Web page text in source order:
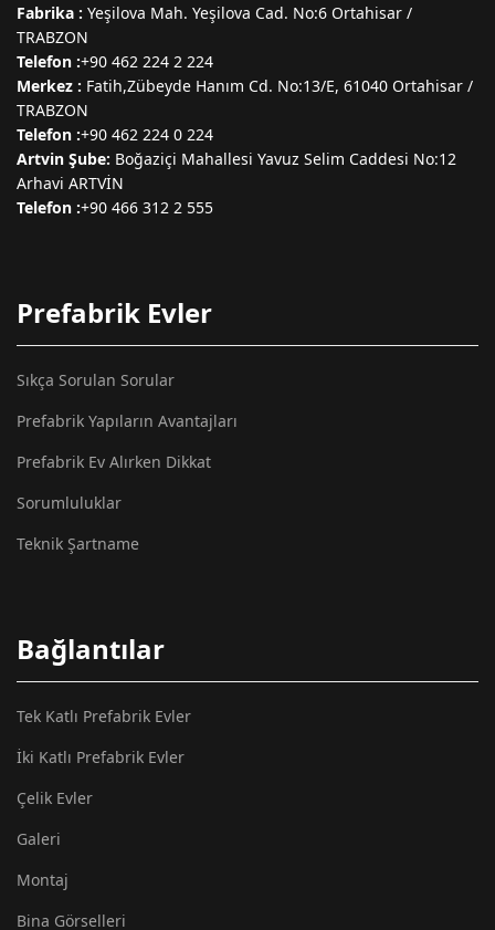
Fabrika : Yeşilova Mah. Yeşilova Cad. No:6 Ortahisar /
TRABZON
Telefon :+90 462 224 2 224
Merkez : Fatih,Zübeyde Hanım Cd. No:13/E, 61040 Ortahisar /
TRABZON
Telefon :+90 462 224 0 224
Artvin Şube: Boğaziçi Mahallesi Yavuz Selim Caddesi No:12
Arhavi ARTVİN
Telefon :+90 466 312 2 555
Prefabrik Evler
Sıkça Sorulan Sorular
Prefabrik Yapıların Avantajları
Prefabrik Ev Alırken Dikkat
Sorumluluklar
Teknik Şartname
Bağlantılar
Tek Katlı Prefabrik Evler
İki Katlı Prefabrik Evler
Çelik Evler
Galeri
Montaj
Bina Görselleri